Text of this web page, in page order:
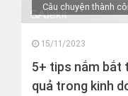
Câu chuyện thành
15/11/2023
5+ tips nắm bắt
quả trong kinh